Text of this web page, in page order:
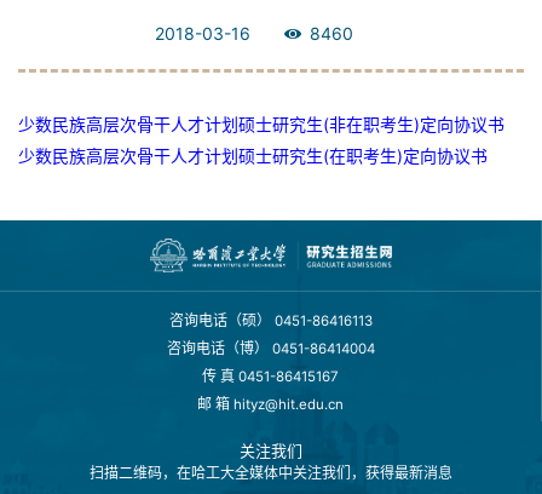
2018-03-16 8460
少数民族高层次骨干人才计划硕士研究生(非在职考生)定向协议书
少数民族高层次骨干人才计划硕士研究生(在职考生)定向协议书
咨询电话（硕） 0451-86416113
咨询电话（博） 0451-86414004
传 真 0451-86415167
邮 箱 hityz@hit.edu.cn
关注我们
扫描二维码，在哈工大全媒体中关注我们，获得最新消息